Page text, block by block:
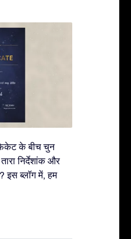
के बीच चुन
निर्देशांक और
इस ब्लॉग में, हम